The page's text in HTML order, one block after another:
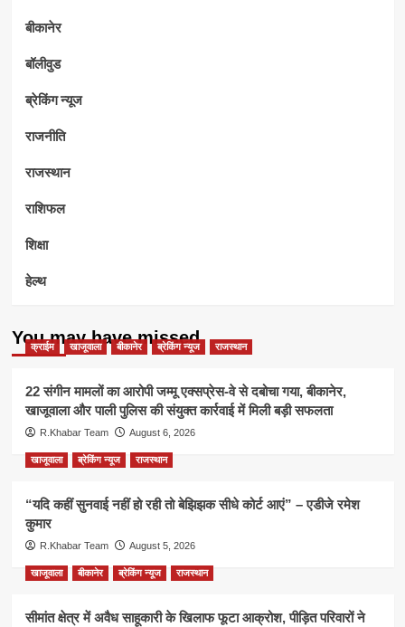
बीकानेर
बॉलीवुड
ब्रेकिंग न्यूज
राजनीति
राजस्थान
राशिफल
शिक्षा
हेल्थ
You may have missed
क्राईम खाजूवाला बीकानेर ब्रेकिंग न्यूज राजस्थान
22 संगीन मामलों का आरोपी जम्मू एक्सप्रेस-वे से दबोचा गया, बीकानेर,
खाजूवाला और पाली पुलिस की संयुक्त कार्रवाई में मिली बड़ी सफलता
R.Khabar Team August 6, 2026
खाजूवाला ब्रेकिंग न्यूज राजस्थान
“यदि कहीं सुनवाई नहीं हो रही तो बेझिझक सीधे कोर्ट आएं” – एडीजे रमेश
कुमार
R.Khabar Team August 5, 2026
खाजूवाला बीकानेर ब्रेकिंग न्यूज राजस्थान
सीमांत क्षेत्र में अवैध साहूकारी के खिलाफ फूटा आक्रोश, पीड़ित परिवारों ने